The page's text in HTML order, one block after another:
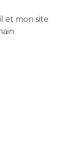
et mon site